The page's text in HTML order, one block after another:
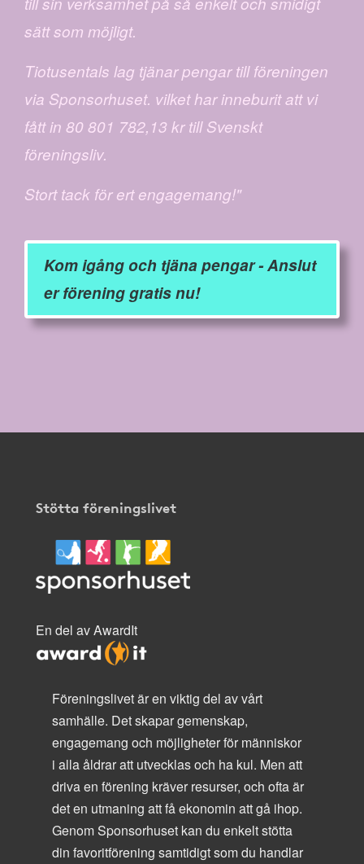
sätt som möjligt.
Tiotusentals lag tjänar pengar till föreningen
via Sponsorhuset. vilket har inneburit att vi
fått in 80 801 782,13 kr till Svenskt
föreningsliv.
Stort tack för ert engagemang!"
Kom igång och tjäna pengar - Anslut
er förening gratis nu!
Stötta föreningslivet
En del av AwardIt
Föreningslivet är en viktig del av vårt
samhälle. Det skapar gemenskap,
engagemang och möjligheter för människor
i alla åldrar att utvecklas och ha kul. Men att
driva en förening kräver resurser, och ofta är
det en utmaning att få ekonomin att gå ihop.
Genom Sponsorhuset kan du enkelt stötta
din favoritförening samtidigt som du handlar